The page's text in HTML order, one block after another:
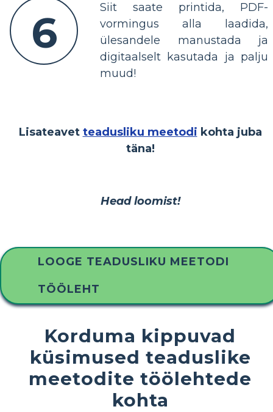
6
Siit saate printida, PDF-
vormingus alla laadida,
ülesandele manustada ja
digitaalselt kasutada ja palju
muud!
Lisateavet teadusliku meetodi kohta juba
täna!
Head loomist!
LOOGE TEADUSLIKU MEETODI
TÖÖLEHT
Korduma kippuvad
küsimused teaduslike
meetodite töölehtede
kohta